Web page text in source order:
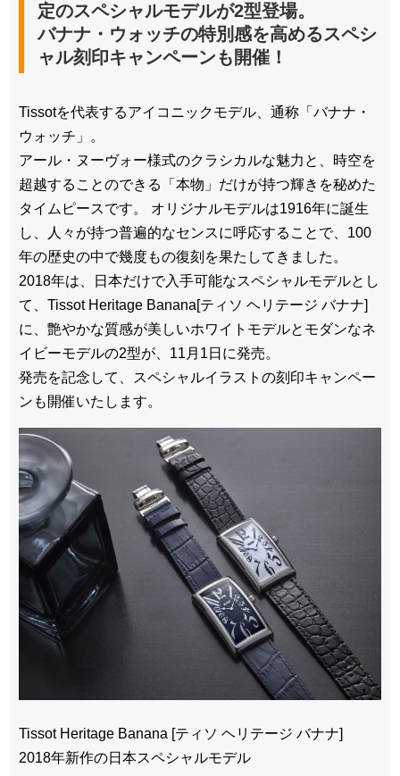
定のスペシャルモデルが2型登場。
バナナ・ウォッチの特別感を高めるスペシ
ャル刻印キャンペーンも開催！
Tissotを代表するアイコニックモデル、通称「バナナ・
ウォッチ」。
アール・ヌーヴォー様式のクラシカルな魅力と、時空を
超越することのできる「本物」だけが持つ輝きを秘めた
タイムピースです。 オリジナルモデルは1916年に誕生
し、人々が持つ普遍的なセンスに呼応することで、100
年の歴史の中で幾度もの復刻を果たしてきました。
2018年は、日本だけで入手可能なスペシャルモデルとし
て、Tissot Heritage Banana[ティソ ヘリテージ バナナ]
に、艶やかな質感が美しいホワイトモデルとモダンなネ
イビーモデルの2型が、11月1日に発売。
発売を記念して、スペシャルイラストの刻印キャンペー
ンも開催いたします。
Tissot Heritage Banana [ティソ ヘリテージ バナナ]
2018年新作の日本スペシャルモデル